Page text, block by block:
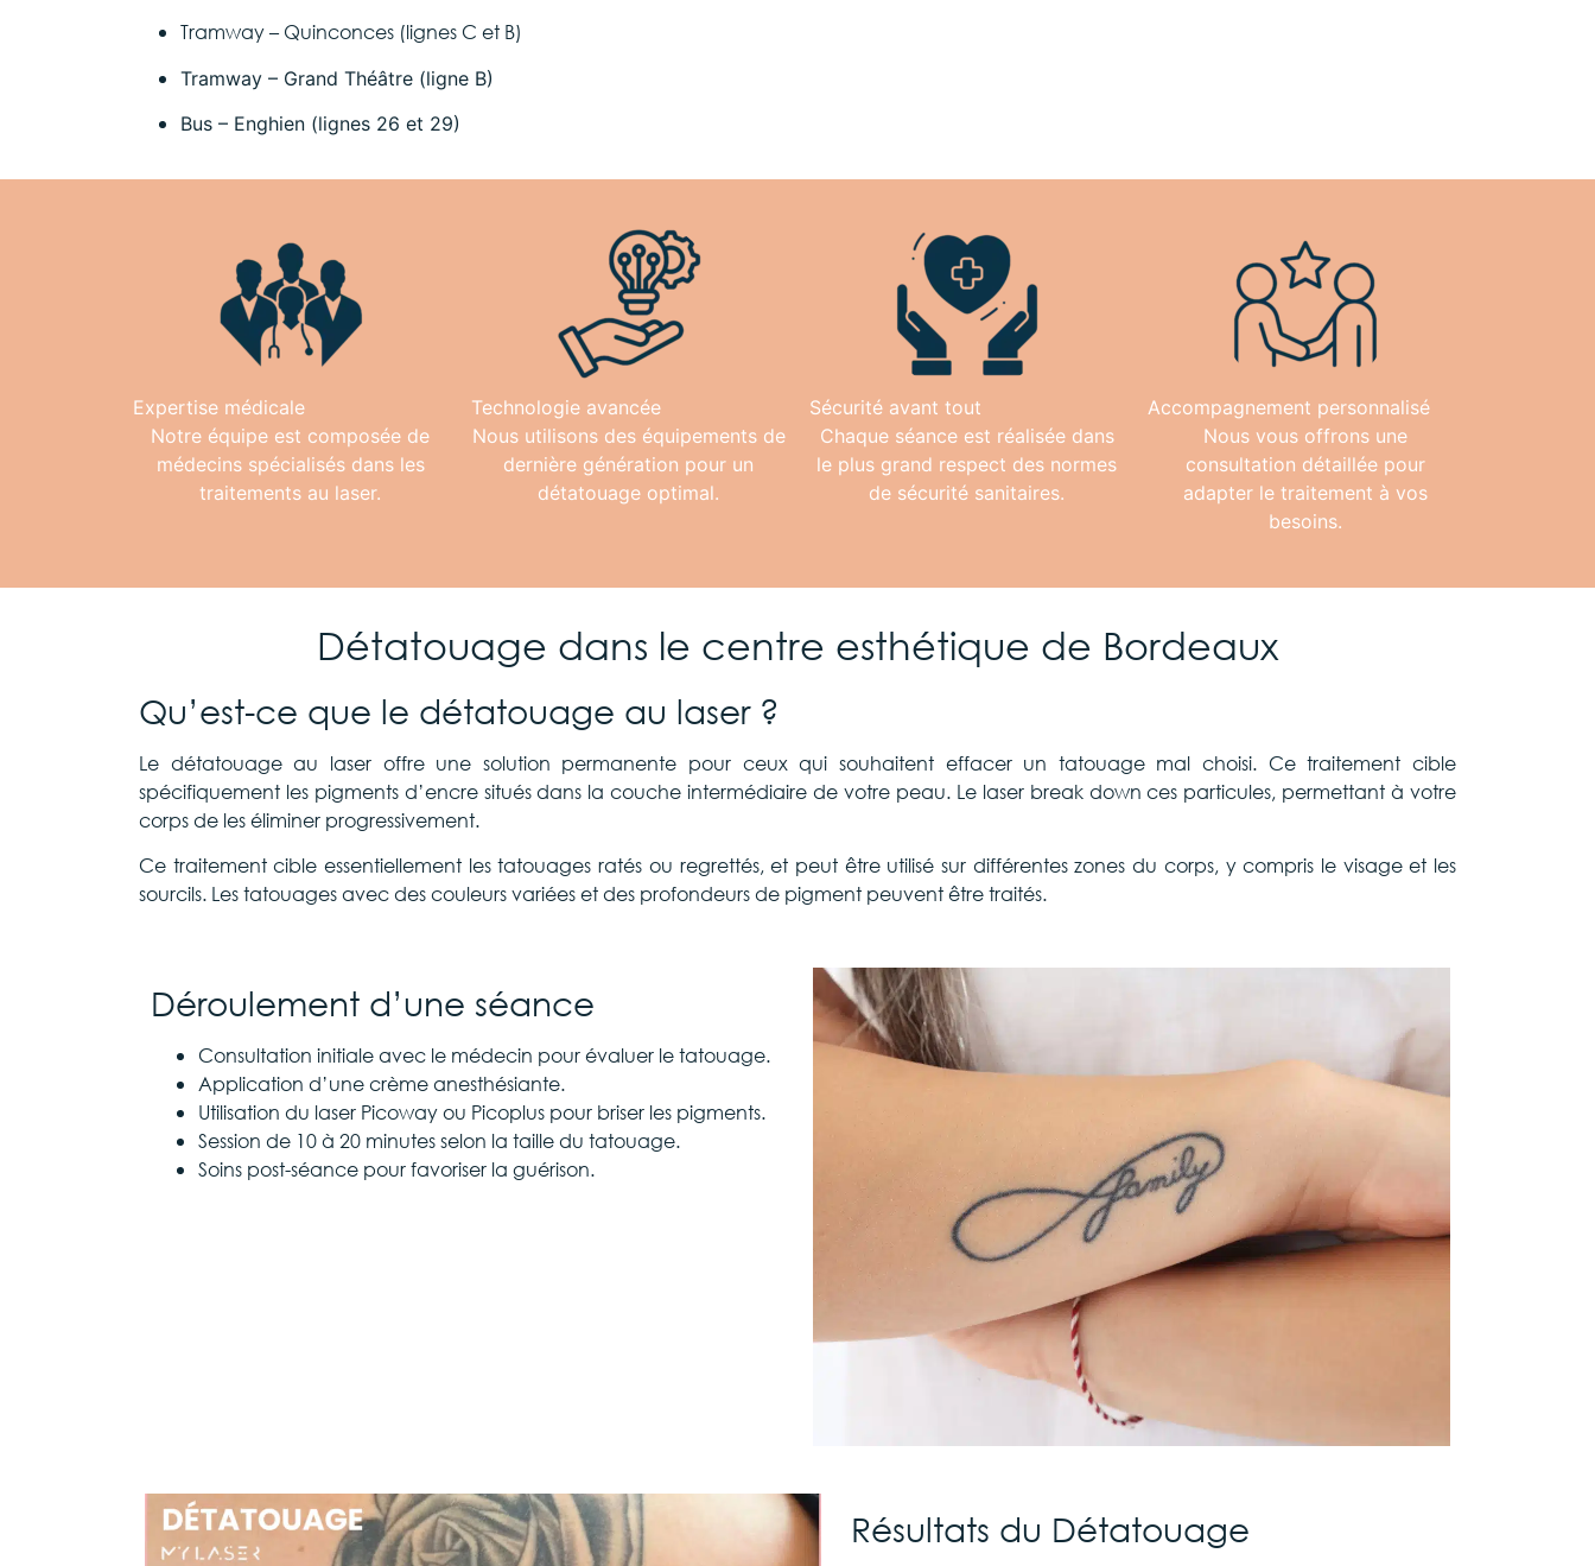
Tramway – Quinconces (lignes C et B)
Tramway – Grand Théâtre (ligne B)
Bus – Enghien (lignes 26 et 29)
Expertise médicale
Notre équipe est composée de
médecins spécialisés dans les
traitements au laser.
Technologie avancée
Nous utilisons des équipements de
dernière génération pour un
détatouage optimal.
Sécurité avant tout
Chaque séance est réalisée dans
le plus grand respect des normes
de sécurité sanitaires.
Accompagnement personnalisé
Nous vous offrons une
consultation détaillée pour
adapter le traitement à vos
besoins.
Détatouage dans le centre esthétique de Bordeaux
Qu’est-ce que le détatouage au laser ?
Le détatouage au laser offre une solution permanente pour ceux qui souhaitent effacer un tatouage mal choisi. Ce traitement cible
spécifiquement les pigments d’encre situés dans la couche intermédiaire de votre peau. Le laser break down ces particules, permettant à votre
corps de les éliminer progressivement.
Ce traitement cible essentiellement les tatouages ratés ou regrettés, et peut être utilisé sur différentes zones du corps, y compris le visage et les
sourcils. Les tatouages avec des couleurs variées et des profondeurs de pigment peuvent être traités.
Déroulement d’une séance
Consultation initiale avec le médecin pour évaluer le tatouage.
Application d’une crème anesthésiante.
Utilisation du laser Picoway ou Picoplus pour briser les pigments.
Session de 10 à 20 minutes selon la taille du tatouage.
Soins post-séance pour favoriser la guérison.
Résultats du Détatouage